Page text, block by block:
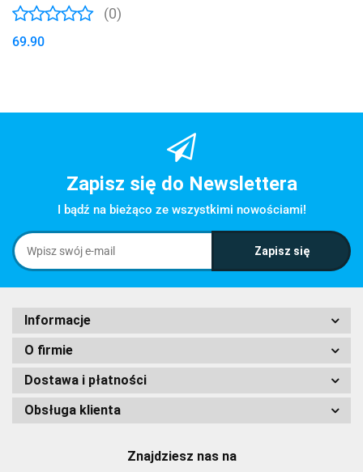
(0)
69.90
Zapisz się do Newslettera
I bądź na bieżąco ze wszystkimi nowościami!
Informacje
O firmie
Dostawa i płatności
Obsługa klienta
Znajdziesz nas na